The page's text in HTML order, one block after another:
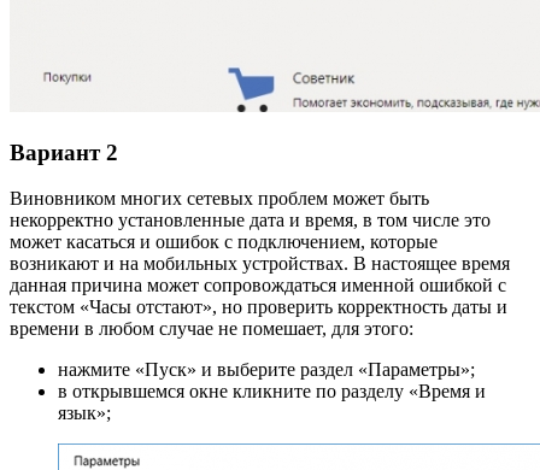
Вариант 2
Виновником многих сетевых проблем может быть
некорректно установленные дата и время, в том числе это
может касаться и ошибок с подключением, которые
возникают и на мобильных устройствах. В настоящее время
данная причина может сопровождаться именной ошибкой с
текстом «Часы отстают», но проверить корректность даты и
времени в любом случае не помешает, для этого:
нажмите «Пуск» и выберите раздел «Параметры»;
в открывшемся окне кликните по разделу «Время и
язык»;